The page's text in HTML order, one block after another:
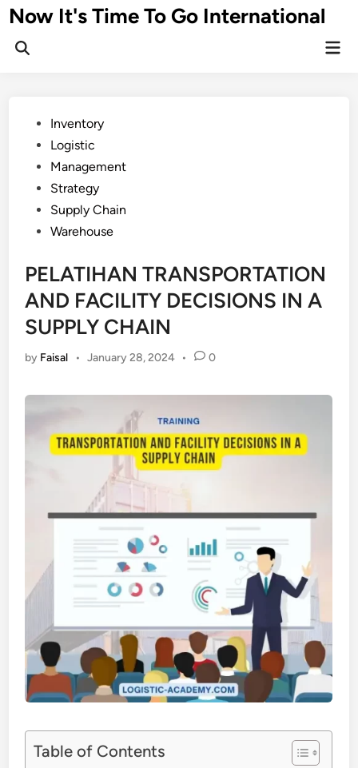
Skip
to
content
Now It's Time To Go International
PostedInventory
Logistic
Management
Strategy
Supply Chain
Warehouse
PELATIHAN TRANSPORTATION
AND FACILITY DECISIONS IN A
SUPPLY CHAIN
by Faisal • January 28, 2024 • 0
Table of Contents